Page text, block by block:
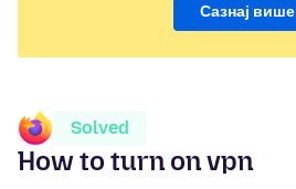
Сазнај више
Solved
How to turn on vpn